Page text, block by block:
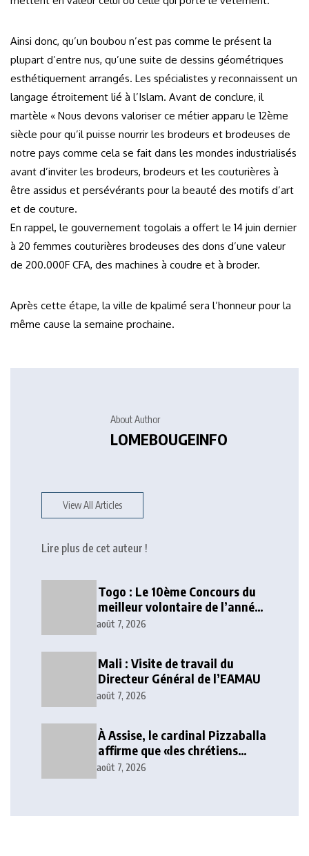
Ainsi donc, qu’un boubou n’est pas comme le présent la
plupart d’entre nus, qu’une suite de dessins géométriques
esthétiquement arrangés. Les spécialistes y reconnaissent un
langage étroitement lié à l’Islam. Avant de conclure, il
martèle « Nous devons valoriser ce métier apparu le 12ème
siècle pour qu’il puisse nourrir les brodeurs et brodeuses de
notre pays comme cela se fait dans les mondes industrialisés
avant d’inviter les brodeurs, brodeurs et les couturières à
être assidus et persévérants pour la beauté des motifs d’art
et de couture.
En rappel, le gouvernement togolais a offert le 14 juin dernier
à 20 femmes couturières brodeuses des dons d’une valeur
de 200.000F CFA, des machines à coudre et à broder.
Après cette étape, la ville de kpalimé sera l’honneur pour la
même cause la semaine prochaine.
About Author
LOMEBOUGEINFO
View All Articles
Lire plus de cet auteur !
Togo : Le 10ème Concours du
meilleur volontaire de l’année
lancé
août 7, 2026
Mali : Visite de travail du
Directeur Général de l’EAMAU
août 7, 2026
À Assise, le cardinal Pizzaballa
affirme que «les chrétiens
veulent la paix»
août 7, 2026